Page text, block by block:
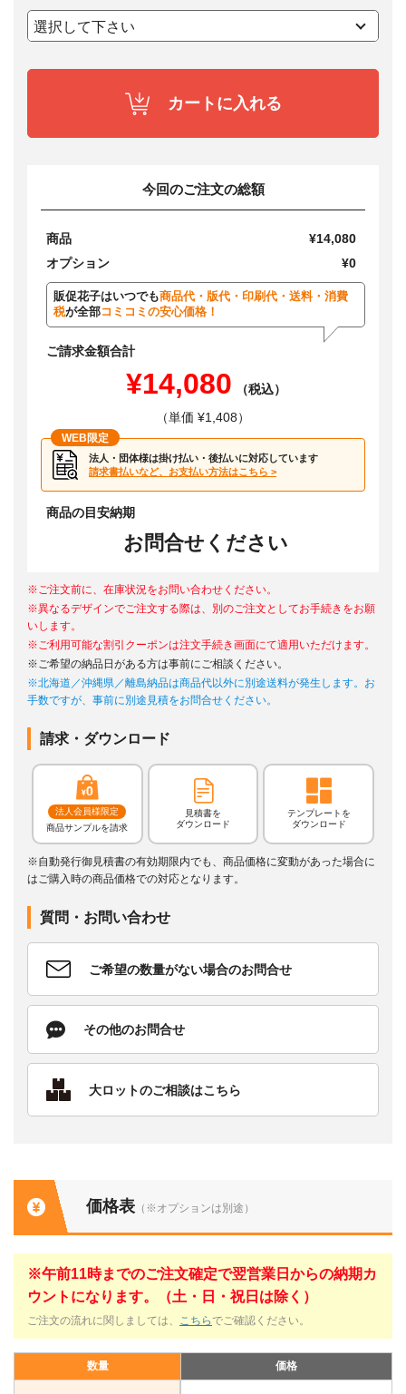
カートに入れる
今回のご注文の総額
商品
¥14,080
オプション
¥0
販促花子はいつでも商品代・版代・印刷代・送料・消費
税が全部コミコミの安心価格！
ご請求金額合計
¥14,080
（税込）
（単価 ¥1,408）
WEB限定
法人・団体様は掛け払い・後払いに対応しています
請求書払いなど、お支払い方法はこちら >
商品の目安納期
お問合せください
※ご注文前に、在庫状況をお問い合わせください。
※異なるデザインでご注文する際は、別のご注文としてお手続きをお願
いします。
※ご利用可能な割引クーポンは注文手続き画面にて適用いただけます。
※ご希望の納品日がある方は事前にご相談ください。
※北海道／沖縄県／離島納品は商品代以外に別途送料が発生します。お
手数ですが、事前に別途見積をお問合せください。
請求・ダウンロード
法人会員様限定
商品サンプルを請求
見積書を
ダウンロード
テンプレートを
ダウンロード
※自動発行御見積書の有効期限内でも、商品価格に変動があった場合に
はご購入時の商品価格での対応となります。
質問・お問い合わせ
ご希望の数量がない場合のお問合せ
その他のお問合せ
大ロットのご相談はこちら
価格表 （※オプションは別途）
※午前11時までのご注文確定で翌営業日からの納期カ
ウントになります。（土・日・祝日は除く）
ご注文の流れに関しましては、 こちら でご確認ください。
数量 価格